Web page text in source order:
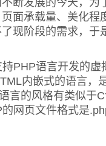
断发展的今天，为
面承载量、美化程
现阶段的需求，于
PHP语言开发的虚
内嵌式的语言，
言的风格有类似于
网页文件格式是